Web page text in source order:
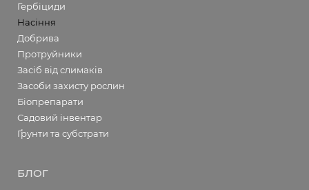
Гербіциди
Насіння
Добрива
Протруйники
Засіб від слимаків
Засоби захисту рослин
Біопрепарати
Садовий інвентар
Ґрунти та субстрати
БЛОГ